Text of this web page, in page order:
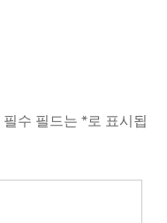
필수 필드는 *로 표시됩